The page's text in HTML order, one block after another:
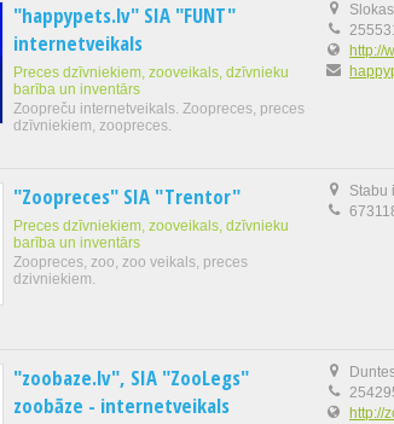
"happypets.lv" SIA "FUNT"
internetveikals
Preces dzīvniekiem, zooveikals, dzīvnieku
barība un inventārs
Zoopreču internetveikals. Zoopreces, preces
dzīvniekiem, zoopreces.
http://
"Zoopreces" SIA "Trentor"
Preces dzīvniekiem, zooveikals, dzīvnieku
barība un inventārs
Zoopreces, zoo, zoo veikals, preces
dzivniekiem.
Stabu
"zoobaze.lv", SIA "ZooLegs"
zoobāze - internetveikals
http://